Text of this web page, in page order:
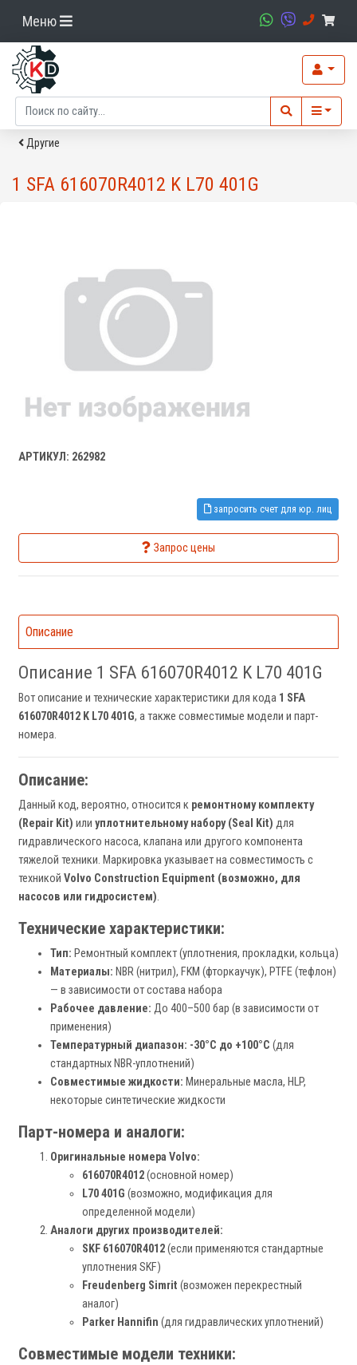
Меню
Другие
1 SFA 616070R4012 K L70 401G
АРТИКУЛ: 262982
запросить счет для юр. лиц
Запрос цены
Описание
Описание 1 SFA 616070R4012 K L70 401G
Вот описание и технические характеристики для кода 1 SFA
616070R4012 K L70 401G, а также совместимые модели и парт-
номера.
Описание:
Данный код, вероятно, относится к ремонтному комплекту
(Repair Kit) или уплотнительному набору (Seal Kit) для
гидравлического насоса, клапана или другого компонента
тяжелой техники. Маркировка указывает на совместимость с
техникой Volvo Construction Equipment (возможно, для
насосов или гидросистем).
Технические характеристики:
Тип: Ремонтный комплект (уплотнения, прокладки, кольца)
Материалы: NBR (нитрил), FKM (фторкаучук), PTFE (тефлон)
— в зависимости от состава набора
Рабочее давление: До 400–500 бар (в зависимости от
применения)
Температурный диапазон: -30°C до +100°C (для
стандартных NBR-уплотнений)
Совместимые жидкости: Минеральные масла, HLP,
некоторые синтетические жидкости
Парт-номера и аналоги:
Оригинальные номера Volvo:
616070R4012(основной номер)
L70 401G (возможно, модификация для
определенной модели)
Аналоги других производителей:
SKF 616070R4012(если применяются стандартные
уплотнения SKF)
Freudenberg Simrit (возможен перекрестный
аналог)
Parker Hannifin (для гидравлических уплотнений)
Совместимые модели техники: